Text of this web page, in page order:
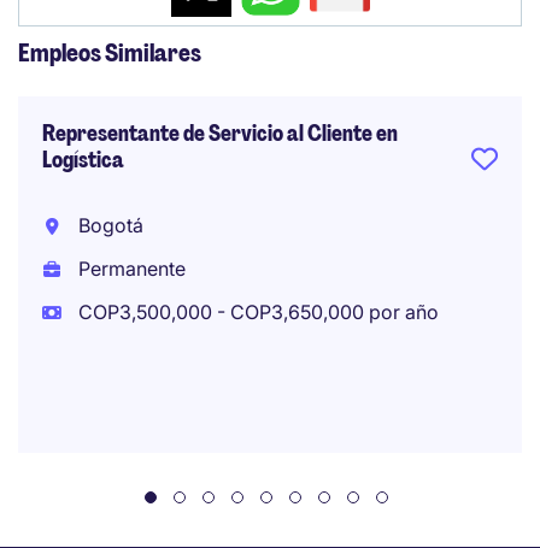
Empleos Similares
Representante de Servicio al Cliente en
Logística
Bogotá
Permanente
COP3,500,000 - COP3,650,000 por año